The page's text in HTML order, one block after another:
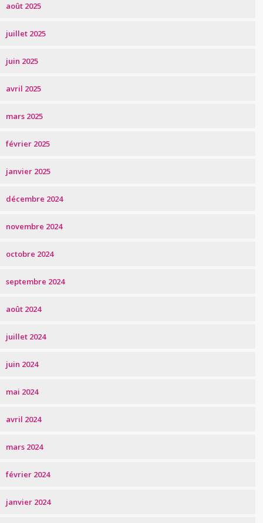
août 2025
juillet 2025
juin 2025
avril 2025
mars 2025
février 2025
janvier 2025
décembre 2024
novembre 2024
octobre 2024
septembre 2024
août 2024
juillet 2024
juin 2024
mai 2024
avril 2024
mars 2024
février 2024
janvier 2024